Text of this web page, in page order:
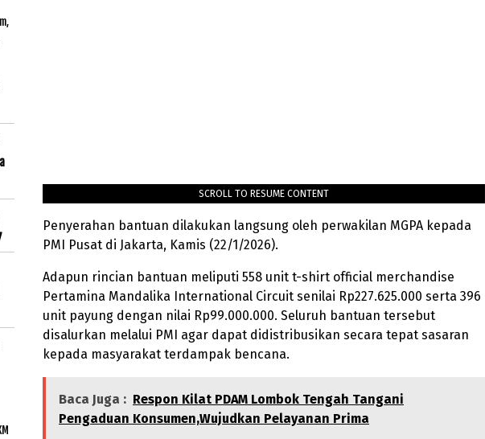
SCROLL TO RESUME CONTENT
Penyerahan bantuan dilakukan langsung oleh perwakilan MGPA kepada
PMI Pusat di Jakarta, Kamis (22/1/2026).
Adapun rincian bantuan meliputi 558 unit t-shirt official merchandise
Pertamina Mandalika International Circuit senilai Rp227.625.000 serta 396
unit payung dengan nilai Rp99.000.000. Seluruh bantuan tersebut
disalurkan melalui PMI agar dapat didistribusikan secara tepat sasaran
kepada masyarakat terdampak bencana.
Baca Juga : Respon Kilat PDAM Lombok Tengah Tangani
Pengaduan Konsumen,Wujudkan Pelayanan Prima